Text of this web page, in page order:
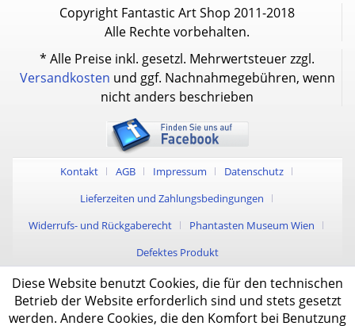
Copyright Fantastic Art Shop 2011-2018
Alle Rechte vorbehalten.
* Alle Preise inkl. gesetzl. Mehrwertsteuer zzgl.
Versandkosten und ggf. Nachnahmegebühren, wenn
nicht anders beschrieben
Kontakt AGB Impressum
Datenschutz
Lieferzeiten und Zahlungsbedingungen
Widerrufs- und Rückgaberecht
Phantasten Museum Wien
Defektes Produkt
Diese Website benutzt Cookies, die für den technischen
Betrieb der Website erforderlich sind und stets gesetzt
werden. Andere Cookies, die den Komfort bei Benutzung